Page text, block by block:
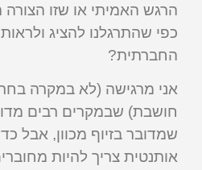
הרגש האמיתי או שזו
כפי שהתרגלנו להציג
החברתית?
אני מרגישה (לא במקרה
חושבת) שבמקרים רבים
שמדובר בזיוף מכוון, אבל
אותנטית צריך להיות